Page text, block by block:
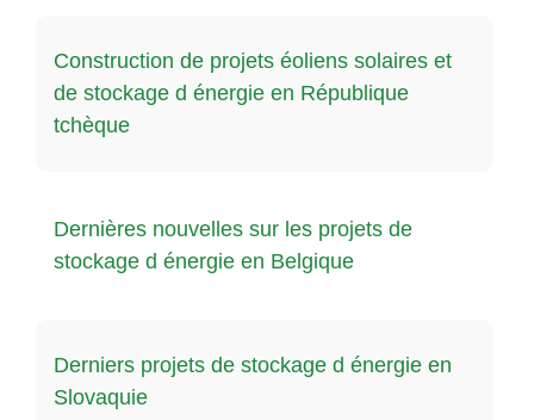
Construction de projets éoliens solaires et
de stockage d énergie en République
tchèque
Dernières nouvelles sur les projets de
stockage d énergie en Belgique
Derniers projets de stockage d énergie en
Slovaquie